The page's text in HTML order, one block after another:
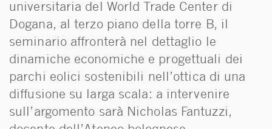
universitaria del World Trade Center di
Dogana, al terzo piano della torre B, il
seminario affronterà nel dettaglio le
dinamiche economiche e progettuali dei
parchi eolici sostenibili nell’ottica di una
diffusione su larga scala: a intervenire
sull’argomento sarà Nicholas Fantuzzi,